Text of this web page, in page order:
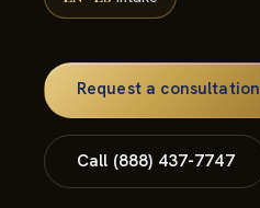
Request a consultation
Call (888) 437-7747